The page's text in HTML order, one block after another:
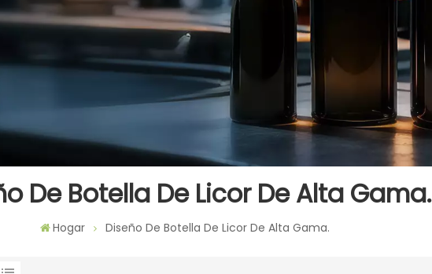
De Botella De Licor De Alta Gama.
Hogar Diseño De Botella De Licor De Alta Gama.